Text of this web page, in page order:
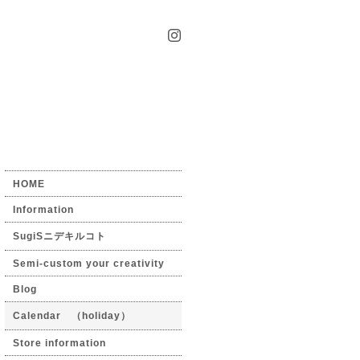
HOME
Information
SugiSニデキルコト
Semi-custom your creativity
Blog
Calendar （holiday）
Store information